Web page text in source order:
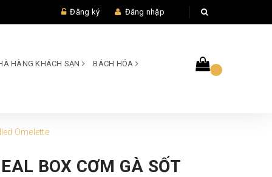
Đăng ký Đăng nhập
HÀNG KHÁCH SẠN BÁCH HÓA
Omelette
BOX CƠM GÀ SỐT